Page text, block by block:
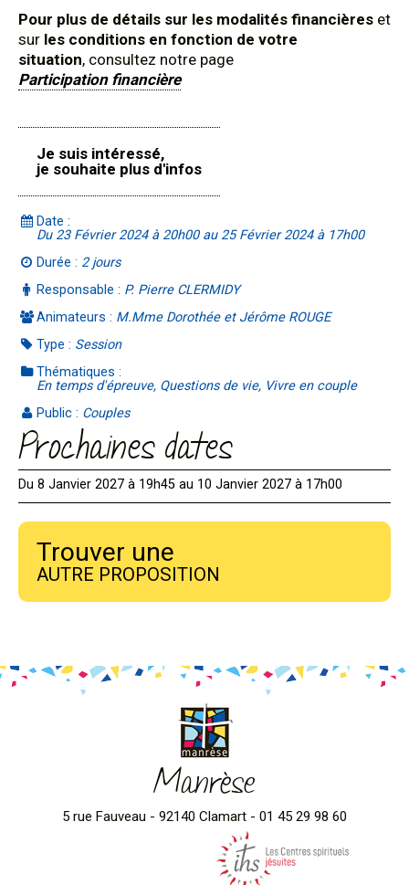
Pour plus de détails sur les modalités financières et
sur les conditions en fonction de votre
situation, consultez notre page
Participation financière
Je suis intéressé,
je souhaite plus d'infos
Date :
Du 23 Février 2024 à 20h00 au 25 Février 2024 à 17h00
Durée : 2 jours
Responsable : P. Pierre CLERMIDY
Animateurs : M.Mme Dorothée et Jérôme ROUGE
Type : Session
Thématiques :
En temps d'épreuve, Questions de vie, Vivre en couple
Public : Couples
Prochaines dates
Du 8 Janvier 2027 à 19h45 au 10 Janvier 2027 à 17h00
Trouver une
AUTRE PROPOSITION
Manrèse
5 rue Fauveau - 92140 Clamart - 01 45 29 98 60